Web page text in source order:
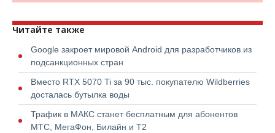
Читайте также
Google закроет мировой Android для разработчиков из
подсанкционных стран
Вместо RTX 5070 Ti за 90 тыс. покупателю Wildberries
досталась бутылка воды
Трафик в МАКС станет бесплатным для абонентов
МТС, МегаФон, Билайн и Т2